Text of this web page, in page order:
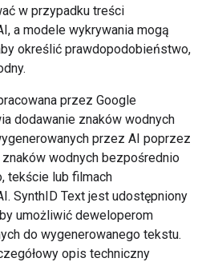
w przypadku treści
a modele wykrywania mogą
określić prawdopodobieństwo,
przez Google
dodawanie znaków wodnych
przez AI poprzez
wodnych bezpośrednio
tekście lub filmach
SynthID Text jest udostępniony
umożliwić deweloperom
do wygenerowanego tekstu.
opis techniczny